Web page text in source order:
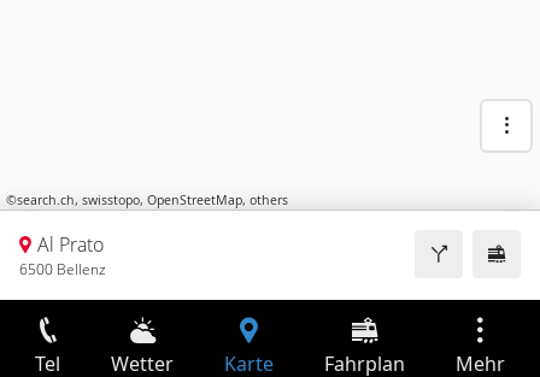
©search.ch, swisstopo, OpenStreetMap, others
Al Prato
6500 Bellenz
Tel Wetter Karte Fahrplan Mehr